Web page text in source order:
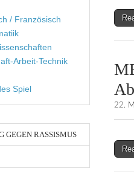
22.
/ Französisch
Arbeit-Technik
Spiel
GEGEN RASSISMUS